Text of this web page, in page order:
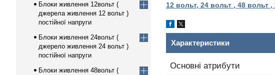
12 вольт, 24 вольт , 48 вольт ,
Характеристики
Основні атрибути
Блоки живлення 12вольт (
джерела живлення 12 вольт )
постійної напруги
Блоки живлення 24вольт (
джерело живлення 24 вольт )
постійної напруги
Блоки живлення 48вольт (